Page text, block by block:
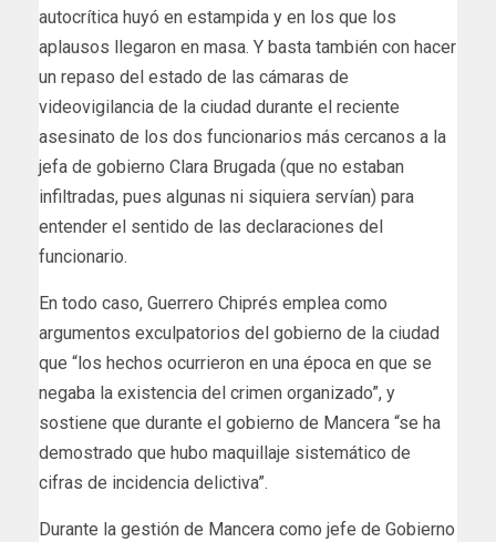
autocrítica huyó en estampida y en los que los
aplausos llegaron en masa. Y basta también con hacer
un repaso del estado de las cámaras de
videovigilancia de la ciudad durante el reciente
asesinato de los dos funcionarios más cercanos a la
jefa de gobierno Clara Brugada (que no estaban
infiltradas, pues algunas ni siquiera servían) para
entender el sentido de las declaraciones del
funcionario.
En todo caso, Guerrero Chiprés emplea como
argumentos exculpatorios del gobierno de la ciudad
que “los hechos ocurrieron en una época en que se
negaba la existencia del crimen organizado”, y
sostiene que durante el gobierno de Mancera “se ha
demostrado que hubo maquillaje sistemático de
cifras de incidencia delictiva”.
Durante la gestión de Mancera como jefe de Gobierno